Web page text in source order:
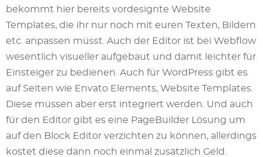
bekommt hier bereits vordesignte Website
Templates, die ihr nur noch mit euren Texten, Bildern
etc. anpassen müsst. Auch der Editor ist bei Webflow
wesentlich visueller aufgebaut und damit leichter für
Einsteiger zu bedienen. Auch für WordPress gibt es
auf Seiten wie Envato Elements, Website Templates.
Diese müssen aber erst integriert werden. Und auch
für den Editor gibt es eine PageBuilder Lösung um
auf den Block Editor verzichten zu können, allerdings
kostet diese dann noch einmal zusätzlich Geld.